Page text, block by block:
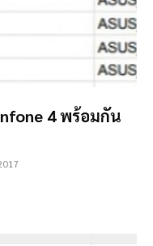
4 พร้อมกัน